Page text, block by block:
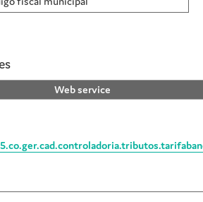
Web service